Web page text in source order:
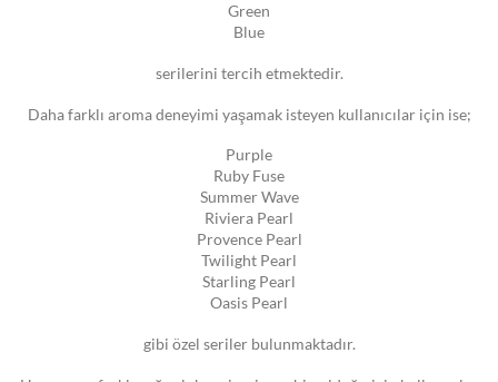
Green
Blue
serilerini tercih etmektedir.
Daha farklı aroma deneyimi yaşamak isteyen kullanıcılar için ise;
Purple
Ruby Fuse
Summer Wave
Riviera Pearl
Provence Pearl
Twilight Pearl
Starling Pearl
Oasis Pearl
gibi özel seriler bulunmaktadır.